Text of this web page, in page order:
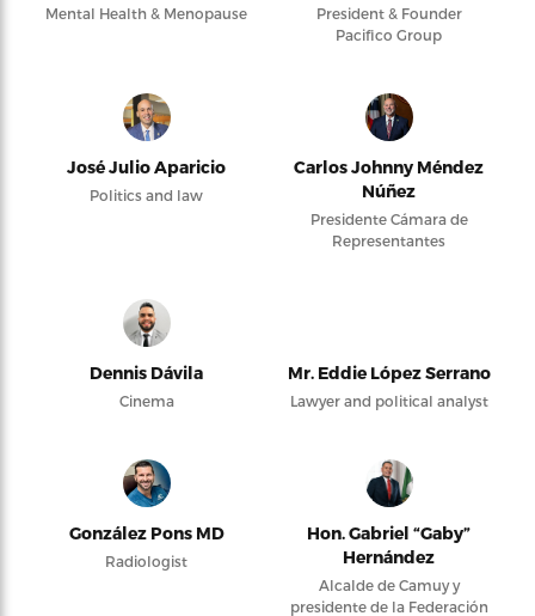
Mental Health & Menopause
President & Founder
Pacifico Group
José Julio Aparicio
Politics and law
Carlos Johnny Méndez
Núñez
Presidente Cámara de
Representantes
Dennis Dávila
Cinema
Mr. Eddie López Serrano
Lawyer and political analyst
González Pons MD
Radiologist
Hon. Gabriel “Gaby”
Hernández
Alcalde de Camuy y
presidente de la Federación